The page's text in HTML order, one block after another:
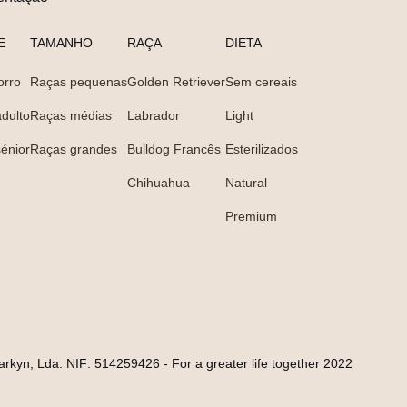
TAMANHO
Raças pequenas
Raças médias
Raças grandes
RAÇA
Golden Retriever
Labrador
Bulldog Francês
Chihuahua
DIETA
Sem cereais
Light
Esterilizados
Natural
Premium
Lda. NIF: 514259426 - For a greater life together 2022